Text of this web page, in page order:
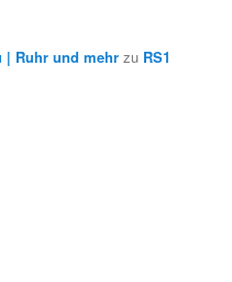
| Ruhr und mehr zu RS1